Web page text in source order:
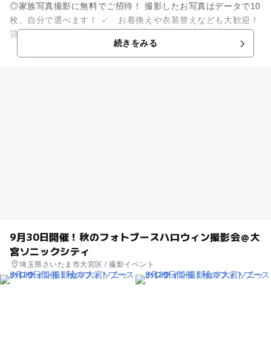
◎家族写真撮影に無料でご招待！ 撮影したお写真はデータで10
枚、自分で選べます！ ✓ お着換えや衣装替えなども大歓迎！
貸し切りでたっぷり撮影いたします。 ✓ 小物などのお持ち込
続きをみる
9月30日開催！秋のフォトブースハロウィン撮影会＠大
宮ソニックシティ
埼玉県さいたま市大宮区 / 撮影イベント